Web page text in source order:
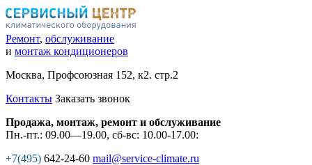
Ремонт, обслуживание
и монтаж кондиционеров
Москва, Профсоюзная 152, к2. стр.2
Контакты Заказать звонок
Продажа, монтаж, ремонт и обслуживание
Пн.-пт.: 09.00—19.00, сб-вс: 10.00-17.00:
+7(495) 642-24-60 mail@service-climate.ru